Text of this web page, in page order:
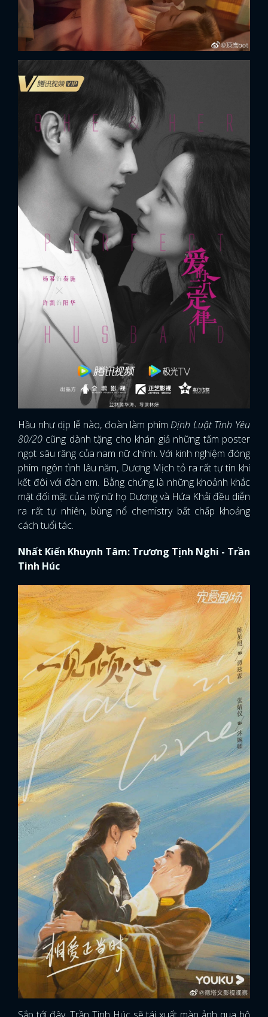
Hầu như dịp lễ nào, đoàn làm phimĐịnh Luật Tình Yêu
80/20 cũng dành tặng cho khán giả những tấm poster
ngọt sâu răng của nam nữ chính. Với kinh nghiệm đóng
phim ngôn tình lâu năm, Dương Mịch tỏ ra rất tự tin khi
kết đôi với đàn em. Bằng chứng là những khoảnh khắc
mặt đối mặt của mỹ nữ họ Dương và Hứa Khải đều diễn
ra rất tự nhiên, bùng nổ chemistry bất chấp khoảng
cách tuổi tác.
Nhất Kiến Khuynh Tâm: Trương Tịnh Nghi - Trần
Tinh Húc
Sắp tới đây, Trần Tinh Húc sẽ tái xuất màn ảnh qua bộ